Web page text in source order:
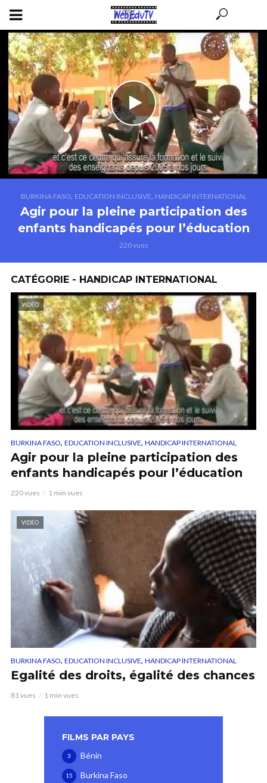
BURKINA FASO, EDUCATION INCLUSIVE, HANDICAP INTERNATIONAL
Agir pour la pleine participation des
enfants handicapés pour l’éducation
220 vues
CATÉGORIE - HANDICAP INTERNATIONAL
VIDÉO
BURKINA FASO, EDUCATION INCLUSIVE, HANDICAP INTERNATIONAL
Agir pour la pleine participation des
enfants handicapés pour l’éducation
220 vues 1 min vues
VIDÉO
BURKINA FASO, EDUCATION INCLUSIVE, HANDICAP INTERNATIONAL
Egalité des droits, égalité des chances
81 vues 1 min vues
FILMS PAR PAYS
Bénin
3
Burkina Faso
15